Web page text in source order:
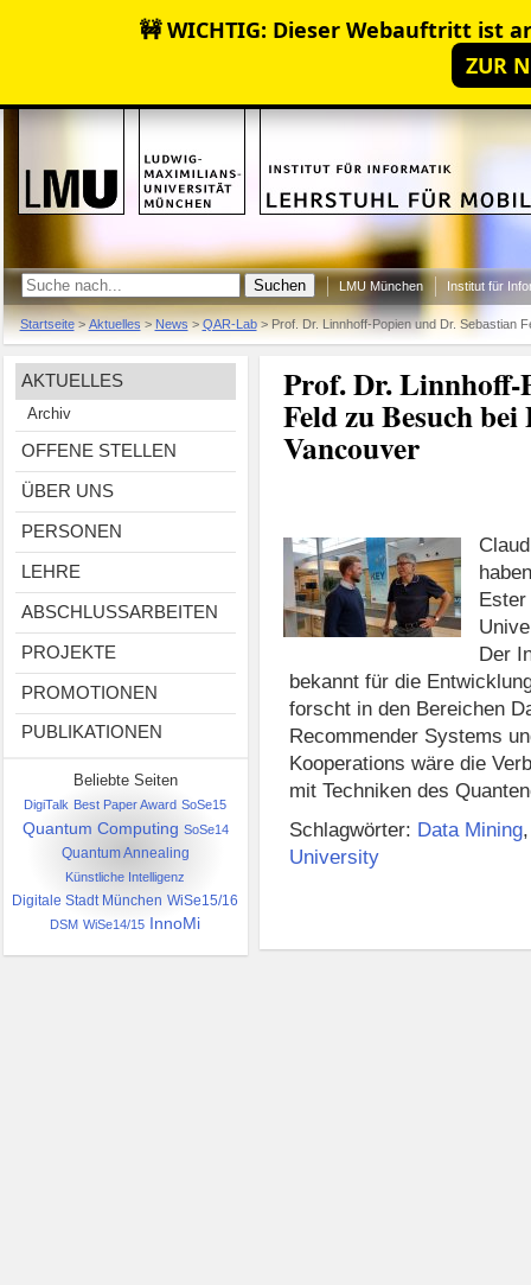
🚧 WICHTIG: Dieser Webauftritt ist
ZUR
LMU München Institut für
Startseite>Aktuelles>News>QAR-Lab>Prof. Dr. Linnhoff-Popien und Dr. Sebastian
AKTUELLES
Archiv
OFFENE STELLEN
ÜBER UNS
PERSONEN
LEHRE
ABSCHLUSSARBEITEN
PROJEKTE
PROMOTIONEN
PUBLIKATIONEN
Beliebte Seiten
DigiTalk Best Paper Award SoSe15
Quantum Computing SoSe14
Quantum Annealing
Künstliche Intelligenz
Digitale Stadt München WiSe15/16
DSM WiSe14/15 InnoMi
Prof. Dr. Linnhoff-
Feld zu Besuch
Vancouver
Der
bekannt für die
forscht in den Bereichen
Recommender Systems
Kooperations wäre die
mit Techniken des
Schlagwörter: Data Mining
University